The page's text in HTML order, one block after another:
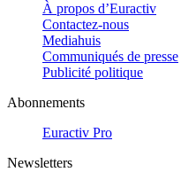
À propos d’Euractiv
Contactez-nous
Mediahuis
Communiqués de presse
Publicité politique
Abonnements
Euractiv Pro
Newsletters